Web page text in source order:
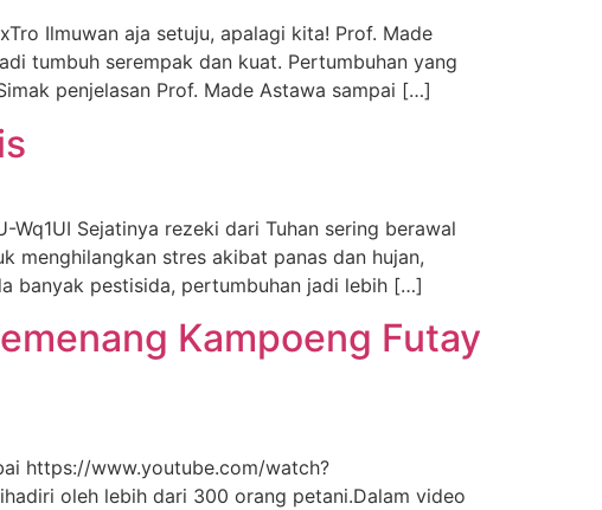
Ilmuwan aja setuju, apalagi kita! Prof. Made
tumbuh serempak dan kuat. Pertumbuhan yang
penjelasan Prof. Made Astawa sampai […]
Sejatinya rezeki dari Tuhan sering berawal
menghilangkan stres akibat panas dan hujan,
banyak pestisida, pertumbuhan jadi lebih […]
Kampoeng Futay
https://www.youtube.com/watch?
oleh lebih dari 300 orang petani.Dalam video